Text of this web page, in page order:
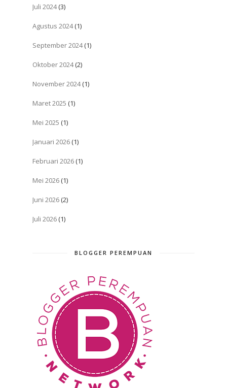
Juli 2024(3)
Agustus 2024(1)
September 2024(1)
Oktober 2024(2)
November 2024(1)
Maret 2025 (1)
Mei 2025 (1)
Januari 2026 (1)
Februari 2026 (1)
Mei 2026 (1)
Juni 2026 (2)
Juli 2026 (1)
BLOGGER PEREMPUAN